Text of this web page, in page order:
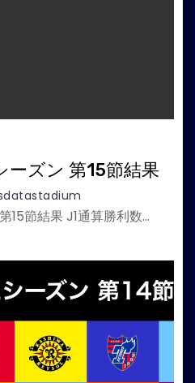
ズン 第15節結果
15節結果 J1通算勝利数…